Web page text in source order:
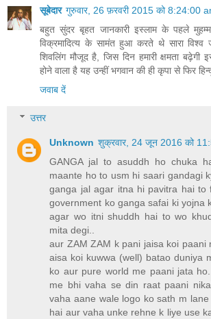
सूबेदार गुरुवार, 26 फ़रवरी 2015 को 8:24:00
बहुत सुंदर बृहत जानकारी इस्लाम के पहले
विक्रमादित्य के सामंत हुआ करते थे सारा
शिवलिंग मौजूद है, जिस दिन हमारी क्षमता बढ़ेगी
होने वाला है यह उन्हीं भगवान की ही कृपा से फिर
जवाब दें
उत्तर
Unknown शुक्रवार, 24 जून 2016 को
GANGA jal to asuddh ho chuka
maante ho to usm hi saari gandagi
ganga jal agar itna hi pavitra hai to
government ko ganga safai ki yojna
agar wo itni shuddh hai to wo
mita degi..
aur ZAM ZAM k pani jaisa koi paani
aisa koi kuwwa (well) batao duniya
ko aur pure world me paani jata
me bhi vaha se din raat paani
vaha aane wale logo ko sath m
hai aur vaha unke rehne k liye use